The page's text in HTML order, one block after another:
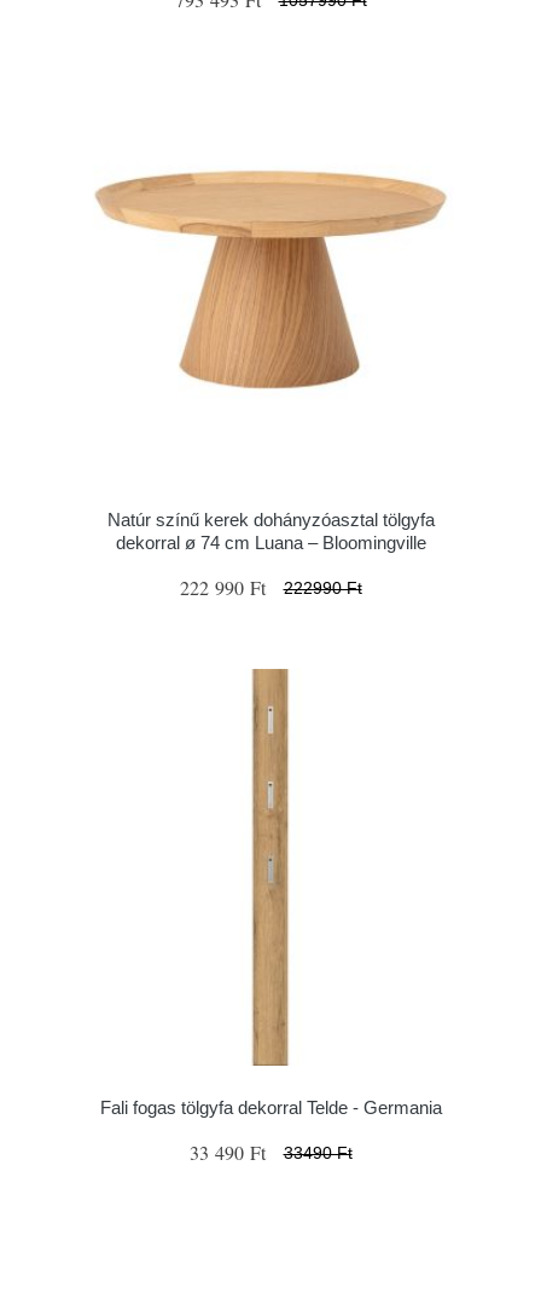
Natúr színű kerek dohányzóasztal tölgyfa
dekorral ø 74 cm Luana – Bloomingville
222 990 Ft 222990 Ft
Fali fogas tölgyfa dekorral Telde - Germania
33 490 Ft 33490 Ft